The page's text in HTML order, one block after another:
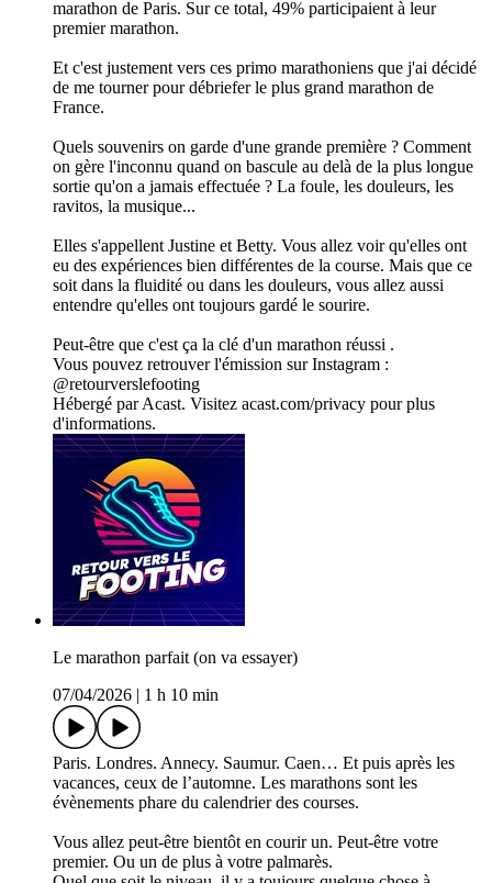
marathon de Paris. Sur ce total, 49% participaient à leur
premier marathon.
Et c'est justement vers ces primo marathoniens que j'ai décidé
de me tourner pour débriefer le plus grand marathon de
France.
Quels souvenirs on garde d'une grande première ? Comment
on gère l'inconnu quand on bascule au delà de la plus longue
sortie qu'on a jamais effectuée ? La foule, les douleurs, les
ravitos, la musique...
Elles s'appellent Justine et Betty. Vous allez voir qu'elles ont
eu des expériences bien différentes de la course. Mais que ce
soit dans la fluidité ou dans les douleurs, vous allez aussi
entendre qu'elles ont toujours gardé le sourire.
Peut-être que c'est ça la clé d'un marathon réussi .
Vous pouvez retrouver l'émission sur Instagram :
@retourverslefooting
Hébergé par Acast. Visitez acast.com/privacy pour plus
d'informations.
Le marathon parfait (on va essayer)
07/04/2026
1 h 10 min
Paris. Londres. Annecy. Saumur. Caen… Et puis après les
vacances, ceux de l’automne. Les marathons sont les
évènements phare du calendrier des courses.
Vous allez peut-être bientôt en courir un. Peut-être votre
premier. Ou un de plus à votre palmarès.